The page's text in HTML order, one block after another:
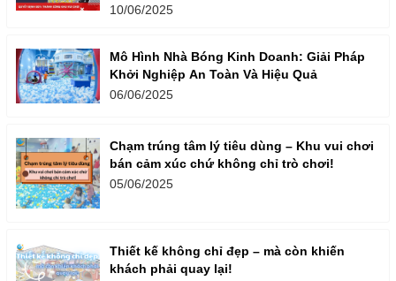
10/06/2025
Mô Hình Nhà Bóng Kinh Doanh: Giải Pháp
Khởi Nghiệp An Toàn Và Hiệu Quả
06/06/2025
Chạm trúng tâm lý tiêu dùng – Khu vui chơi
bán cảm xúc chứ không chỉ trò chơi!
05/06/2025
Thiết kế không chỉ đẹp – mà còn khiến
khách phải quay lại!